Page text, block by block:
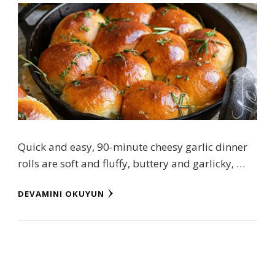
Quick and easy, 90-minute cheesy garlic dinner
rolls are soft and fluffy, buttery and garlicky, …
DEVAMINI OKUYUN